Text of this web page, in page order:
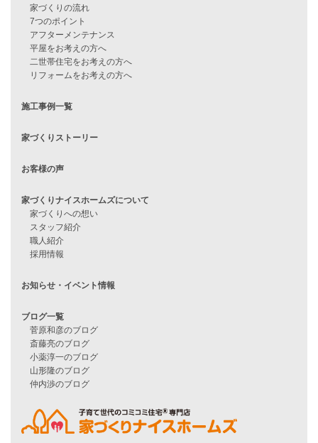
資料請求
住宅ローンに不安がある方へ
住宅ローン審査に落ちた方・
他社で無理だと言われた方へ
月収25万円で家を建てる方法
Line Up
WOOD BOX
自由設計注文住宅
ハピネスシリーズ
Smart2030
シンプルな平屋